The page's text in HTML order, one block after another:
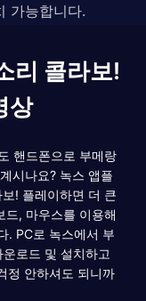
가능합니다.
리 콜라보!
상
핸드폰으로 부메랑
시나요? 녹스 앱플
! 플레이하면 더 큰
드, 마우스를 이용해
. PC로 녹스에서 부
로드 및 설치하고
정 안하셔도 되니까